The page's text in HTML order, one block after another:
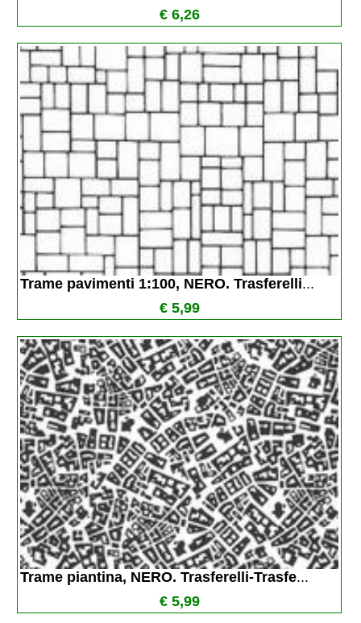
€ 6,26
Trame pavimenti 1:100, NERO. Trasferelli...
€ 5,99
Trame piantina, NERO. Trasferelli-Trasfe...
€ 5,99